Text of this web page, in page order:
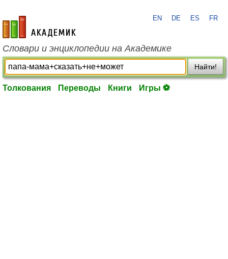
academic.ru
EN DE ES FR
Словари и энциклопедии на Академике
Найти!
Толкования Переводы Книги Игры ⚽